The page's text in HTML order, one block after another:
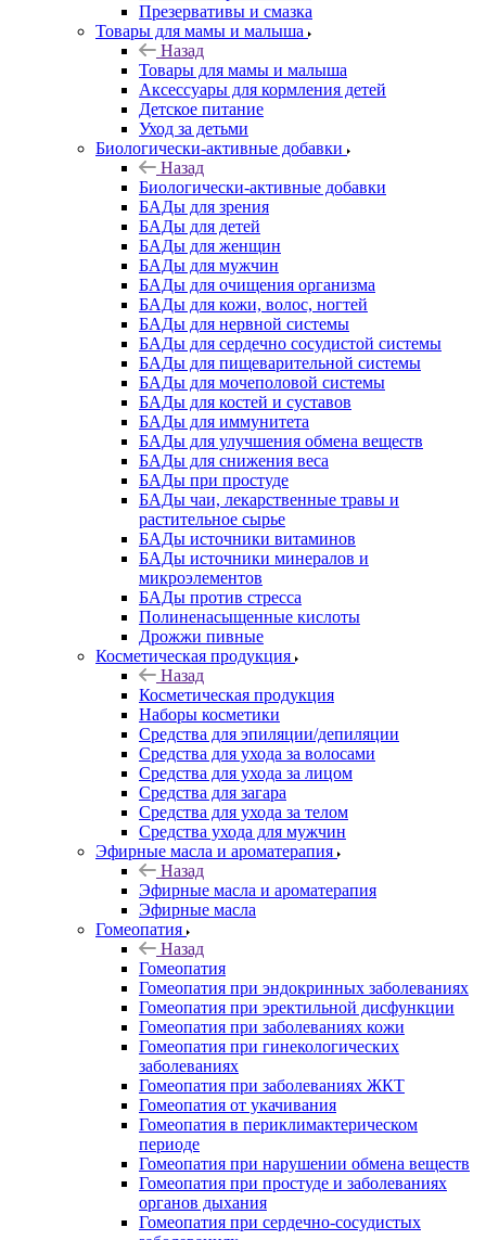
Презервативы и смазка
Товары для мамы и малыша
Назад
Товары для мамы и малыша
Аксессуары для кормления детей
Детское питание
Уход за детьми
Биологически-активные добавки
Назад
Биологически-активные добавки
БАДы для зрения
БАДы для детей
БАДы для женщин
БАДы для мужчин
БАДы для очищения организма
БАДы для кожи, волос, ногтей
БАДы для нервной системы
БАДы для сердечно сосудистой системы
БАДы для пищеварительной системы
БАДы для мочеполовой системы
БАДы для костей и суставов
БАДы для иммунитета
БАДы для улучшения обмена веществ
БАДы для снижения веса
БАДы при простуде
БАДы чаи, лекарственные травы и
растительное сырье
БАДы источники витаминов
БАДы источники минералов и
микроэлементов
БАДы против стресса
Полиненасыщенные кислоты
Дрожжи пивные
Косметическая продукция
Назад
Косметическая продукция
Наборы косметики
Средства для эпиляции/депиляции
Средства для ухода за волосами
Средства для ухода за лицом
Средства для загара
Средства для ухода за телом
Средства ухода для мужчин
Эфирные масла и ароматерапия
Назад
Эфирные масла и ароматерапия
Эфирные масла
Гомеопатия
Назад
Гомеопатия
Гомеопатия при эндокринных заболеваниях
Гомеопатия при эректильной дисфункции
Гомеопатия при заболеваниях кожи
Гомеопатия при гинекологических
заболеваниях
Гомеопатия при заболеваниях ЖКТ
Гомеопатия от укачивания
Гомеопатия в периклимактерическом
периоде
Гомеопатия при нарушении обмена веществ
Гомеопатия при простуде и заболеваниях
органов дыхания
Гомеопатия при сердечно-сосудистых